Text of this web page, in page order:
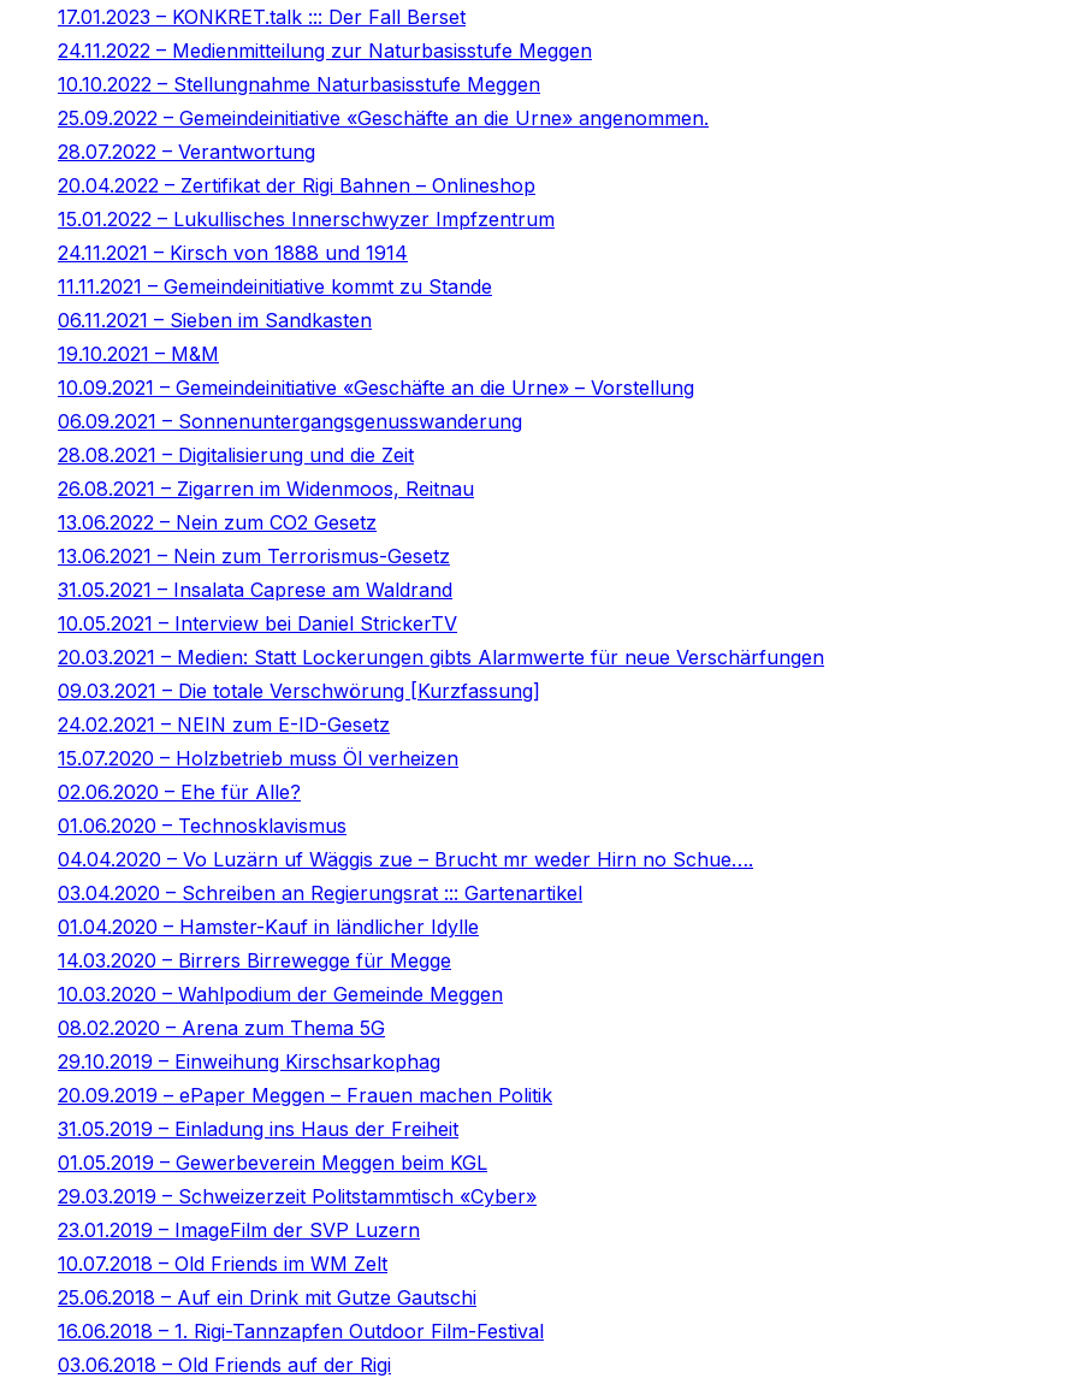
17.01.2023 – KONKRET.talk ::: Der Fall Berset
24.11.2022 – Medienmitteilung zur Naturbasisstufe Meggen
10.10.2022 – Stellungnahme Naturbasisstufe Meggen
25.09.2022 – Gemeindeinitiative «Geschäfte an die Urne» angenommen.
28.07.2022 – Verantwortung
20.04.2022 – Zertifikat der Rigi Bahnen – Onlineshop
15.01.2022 – Lukullisches Innerschwyzer Impfzentrum
24.11.2021 – Kirsch von 1888 und 1914
11.11.2021 – Gemeindeinitiative kommt zu Stande
06.11.2021 – Sieben im Sandkasten
19.10.2021 – M&M
10.09.2021 – Gemeindeinitiative «Geschäfte an die Urne» – Vorstellung
06.09.2021 – Sonnenuntergangsgenusswanderung
28.08.2021 – Digitalisierung und die Zeit
26.08.2021 – Zigarren im Widenmoos, Reitnau
13.06.2022 – Nein zum CO2 Gesetz
13.06.2021 – Nein zum Terrorismus-Gesetz
31.05.2021 – Insalata Caprese am Waldrand
10.05.2021 – Interview bei Daniel StrickerTV
20.03.2021 – Medien: Statt Lockerungen gibts Alarmwerte für neue Verschärfungen
09.03.2021 – Die totale Verschwörung [Kurzfassung]
24.02.2021 – NEIN zum E-ID-Gesetz
15.07.2020 – Holzbetrieb muss Öl verheizen
02.06.2020 – Ehe für Alle?
01.06.2020 – Technosklavismus
04.04.2020 – Vo Luzärn uf Wäggis zue – Brucht mr weder Hirn no Schue….
03.04.2020 – Schreiben an Regierungsrat ::: Gartenartikel
01.04.2020 – Hamster-Kauf in ländlicher Idylle
14.03.2020 – Birrers Birrewegge für Megge
10.03.2020 – Wahlpodium der Gemeinde Meggen
08.02.2020 – Arena zum Thema 5G
29.10.2019 – Einweihung Kirschsarkophag
20.09.2019 – ePaper Meggen – Frauen machen Politik
31.05.2019 – Einladung ins Haus der Freiheit
01.05.2019 – Gewerbeverein Meggen beim KGL
29.03.2019 – Schweizerzeit Politstammtisch «Cyber»
23.01.2019 – ImageFilm der SVP Luzern
10.07.2018 – Old Friends im WM Zelt
25.06.2018 – Auf ein Drink mit Gutze Gautschi
16.06.2018 – 1. Rigi-Tannzapfen Outdoor Film-Festival
03.06.2018 – Old Friends auf der Rigi